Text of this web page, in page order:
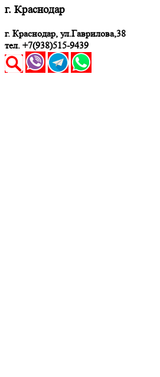
г. Краснодар
г. Краснодар, ул.Гаврилова,38
тел. +7(938)515-9439